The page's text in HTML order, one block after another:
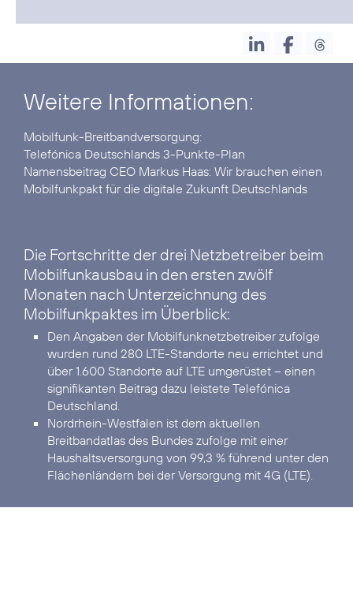
Weitere Informationen:
Telefónica Deutschlands 3-Punkte-Plan
Namensbeitrag CEO Markus Haas: Wir brauchen einen
Mobilfunkpakt für die digitale Zukunft Deutschlands
Die Fortschritte der drei Netzbetreiber beim
Mobilfunkausbau in den ersten zwölf
Monaten nach Unterzeichnung des
Mobilfunkpaktes im Überblick:
Den Angaben der Mobilfunknetzbetreiber zufolge
wurden rund 280 LTE-Standorte neu errichtet und
über 1.600 Standorte auf LTE umgerüstet – einen
signifikanten Beitrag dazu leistete Telefónica
Deutschland.
Nordrhein-Westfalen ist dem aktuellen
Breitbandatlas des Bundes zufolge mit einer
Haushaltsversorgung von 99,3 % führend unter den
Flächenländern bei der Versorgung mit 4G (LTE).